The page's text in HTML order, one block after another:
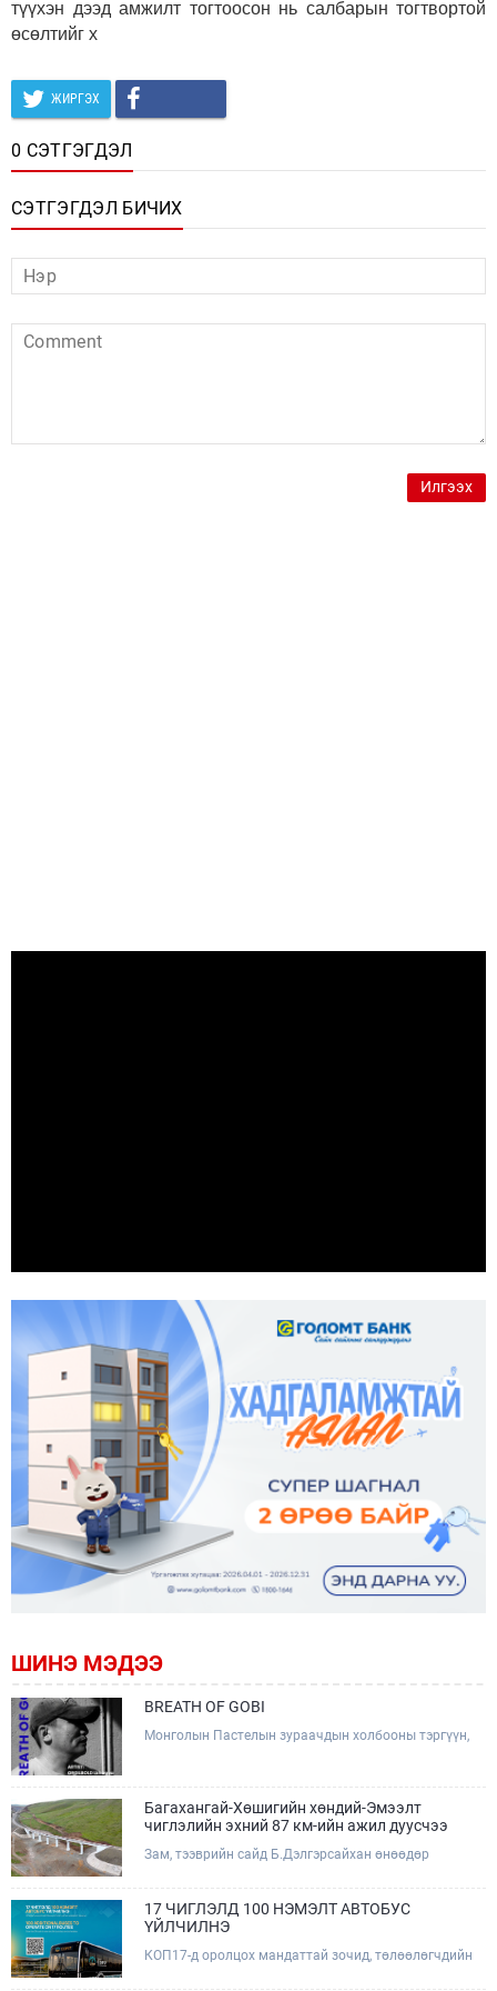
түүхэн дээд амжилт тогтоосон нь салбарын тогтвортой
өсөлтийг х
ЖИРГЭХ
0 СЭТГЭГДЭЛ
СЭТГЭГДЭЛ БИЧИХ
Илгээх
ШИНЭ МЭДЭЭ
BREATH OF GOBI
Монголын Пастелын зураачдын холбооны тэргүүн,
мэндчилж байна.
Багахангай-Хөшигийн хөндий-Эмээлт
чиглэлийн эхний 87 км-ийн ажил дуусчээ
Зам, тээврийн сайд Б.Дэлгэрсайхан өнөөдөр
бүтээн байгуулалтын ажлын явцтай танилцаж,
төмөр замын доод болон дээд бүтцийн үндсэн ажил
тавьж, төслийн талбайд ажиллалаа.
17 ЧИГЛЭЛД 100 НЭМЭЛТ АВТОБУС
ҮЙЛЧИЛНЭ
КОП17-д оролцох мандаттай зочид, төлөөлөгчдийн